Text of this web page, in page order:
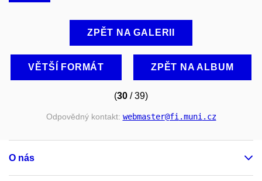
ZPĚT NA GALERII
VĚTŠÍ FORMÁT ZPĚT NA ALBUM
(30 / 39)
Odpovědný kontakt: webmaster@fi.muni.cz
O nás